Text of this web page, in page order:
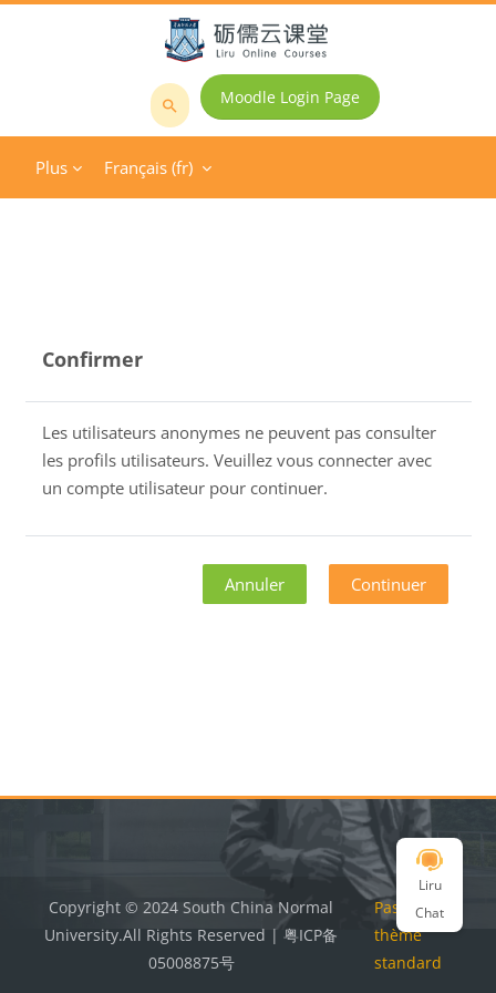
Passer au contenu principal
Rechercher
cours
Moodle Login Page
Plus Français ‎(fr)‎
Confirmer
Les utilisateurs anonymes ne peuvent pas consulter
les profils utilisateurs. Veuillez vous connecter avec
un compte utilisateur pour continuer.
Annuler Continuer
Liru
Chat
Copyright © 2024 South China Normal
University.All Rights Reserved | 粤ICP备
05008875号
Passer au
thème
standard